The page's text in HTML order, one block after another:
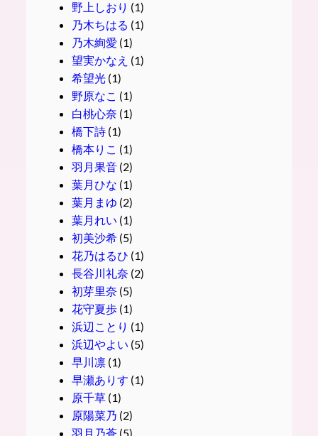
野上しおり (1)
乃木ちはる (1)
乃木絢愛 (1)
望実かなえ (1)
希望光(1)
野原なこ (1)
白桃心奈 (1)
橋下詩(1)
橋本りこ (1)
羽月果音(2)
葉月ひな (1)
葉月まゆ (2)
葉月れい (1)
初美沙希(5)
花乃はるひ (1)
長谷川礼奈 (2)
初芽里奈 (5)
花守夏歩(1)
浜辺ことり (1)
浜辺やよい (5)
早川凛(1)
早瀬ありす (1)
原千草 (1)
原陽菜乃 (2)
羽月乃蒼(5)